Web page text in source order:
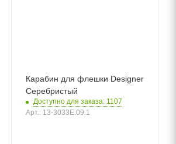
Карабин для флешки Designer
Серебристый
Доступно для заказа: 1107
Арт.: 13-3033E.09.1